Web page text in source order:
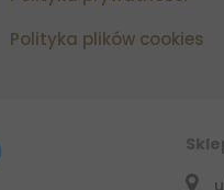
Polityka plików cookies